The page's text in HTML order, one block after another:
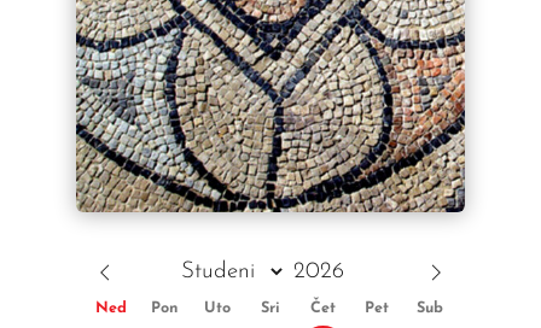
Ned Pon Uto Sri Čet Pet Sub